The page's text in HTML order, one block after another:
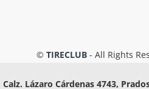
© TIRECLUB - All Rights
Calz. Lázaro Cárdenas 4743,